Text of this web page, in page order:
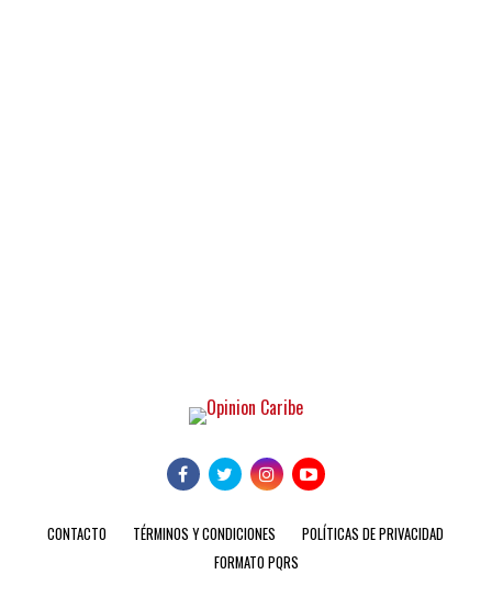
CONTACTO TÉRMINOS Y CONDICIONES
POLÍTICAS DE PRIVACIDAD
FORMATO PQRS